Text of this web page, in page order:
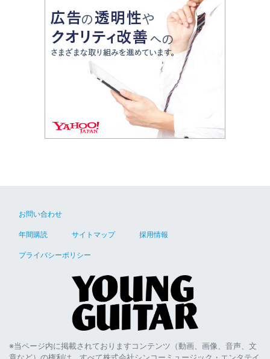
お問い合わせ
年間購読 サイトマップ 採用情報
プライバシーポリシー
※当ページ内に掲載されておりますコンテンツ（動画、画像、音声、文